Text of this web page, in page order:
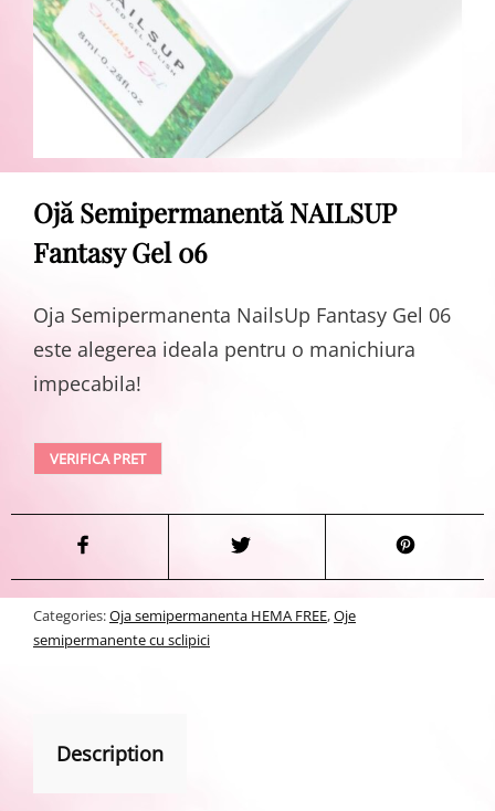
Ojă Semipermanentă NAILSUP
Fantasy Gel 06
Oja Semipermanenta NailsUp Fantasy Gel 06
este alegerea ideala pentru o manichiura
impecabila!
VERIFICA PRET
Categories:Oja semipermanenta HEMA FREE,Oje
semipermanente cu sclipici
Description